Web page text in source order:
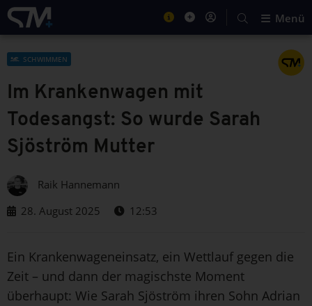
Menü
SCHWIMMEN
Im Krankenwagen mit
Todesangst: So wurde Sarah
Sjöström Mutter
Raik Hannemann
28. August 2025
12:53
Ein Krankenwageneinsatz, ein Wettlauf gegen die
Zeit – und dann der magischste Moment
überhaupt: Wie Sarah Sjöström ihren Sohn Adrian